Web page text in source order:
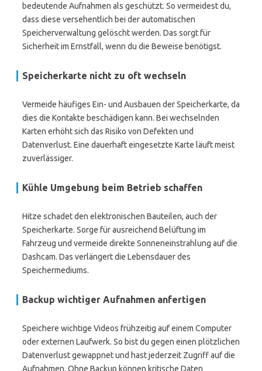
bedeutende Aufnahmen als geschützt. So vermeidest du,
dass diese versehentlich bei der automatischen
Speicherverwaltung gelöscht werden. Das sorgt für
Sicherheit im Ernstfall, wenn du die Beweise benötigst.
Speicherkarte nicht zu oft wechseln
Vermeide häufiges Ein- und Ausbauen der Speicherkarte, da
dies die Kontakte beschädigen kann. Bei wechselnden
Karten erhöht sich das Risiko von Defekten und
Datenverlust. Eine dauerhaft eingesetzte Karte läuft meist
zuverlässiger.
Kühle Umgebung beim Betrieb schaffen
Hitze schadet den elektronischen Bauteilen, auch der
Speicherkarte. Sorge für ausreichend Belüftung im
Fahrzeug und vermeide direkte Sonneneinstrahlung auf die
Dashcam. Das verlängert die Lebensdauer des
Speichermediums.
Backup wichtiger Aufnahmen anfertigen
Speichere wichtige Videos frühzeitig auf einem Computer
oder externen Laufwerk. So bist du gegen einen plötzlichen
Datenverlust gewappnet und hast jederzeit Zugriff auf die
Aufnahmen. Ohne Backup können kritische Daten